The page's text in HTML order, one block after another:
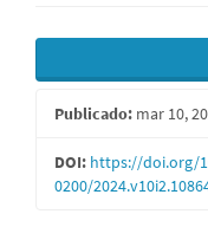
Barra
lateral
de
artigos
Publicado: mar 10,
DOI: https://doi.org/
0200/